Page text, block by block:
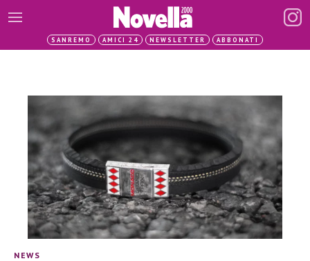
SANREMO AMICI 24 NEWSLETTER ABBONATI
NEWS